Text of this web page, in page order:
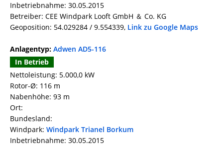
Inbetriebnahme: 30.05.2015
Betreiber: CEE Windpark Looft GmbH ＆ Co. KG
Geoposition: 54.029284 / 9.554339, Link zu Google Maps
Anlagentyp: Adwen AD5-116
In Betrieb
Nettoleistung: 5.000,0 kW
Rotor-Ø: 116 m
Nabenhöhe: 93 m
Ort:
Bundesland:
Windpark: Windpark Trianel Borkum
Inbetriebnahme: 30.05.2015